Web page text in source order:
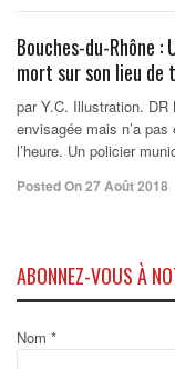
Bouches-du-Rhône
mort sur son lieu de
par Y.C. Illustration.
envisagée mais n’a
l’heure. Un policier
Posted On 27 Août 2018
ABONNEZ-VOUS À
Nom *